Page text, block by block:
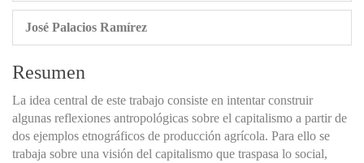
José Palacios Ramírez
Resumen
La idea central de este trabajo consiste en intentar construir
algunas reflexiones antropológicas sobre el capitalismo a partir de
dos ejemplos etnográficos de producción agrícola. Para ello se
trabaja sobre una visión del capitalismo que traspasa lo social,